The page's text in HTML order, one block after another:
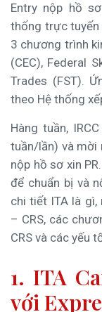
Entry nộp hồ
thống trực tuyến
3 chương trình
(CEC), Federal
Trades (FST).
theo Hệ thống
Hàng tuần,
tuần/lần) và mời
nộp hồ sơ xin
để chuẩn bị và
chi tiết ITA là gì,
– CRS, các
CRS và các yếu
1. ITA
với